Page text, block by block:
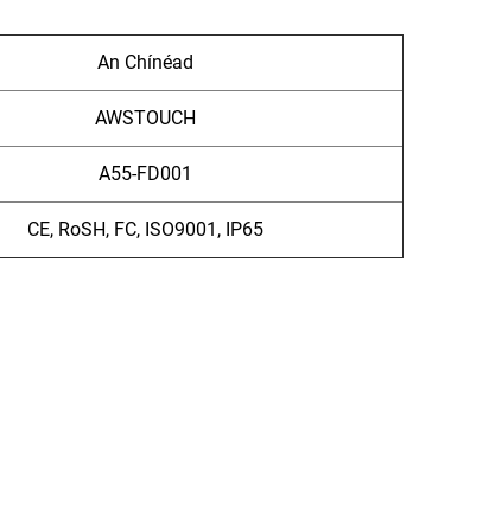
An Chínéad
AWSTOUCH
A55-FD001
CE, RoSH, FC, ISO9001, IP65